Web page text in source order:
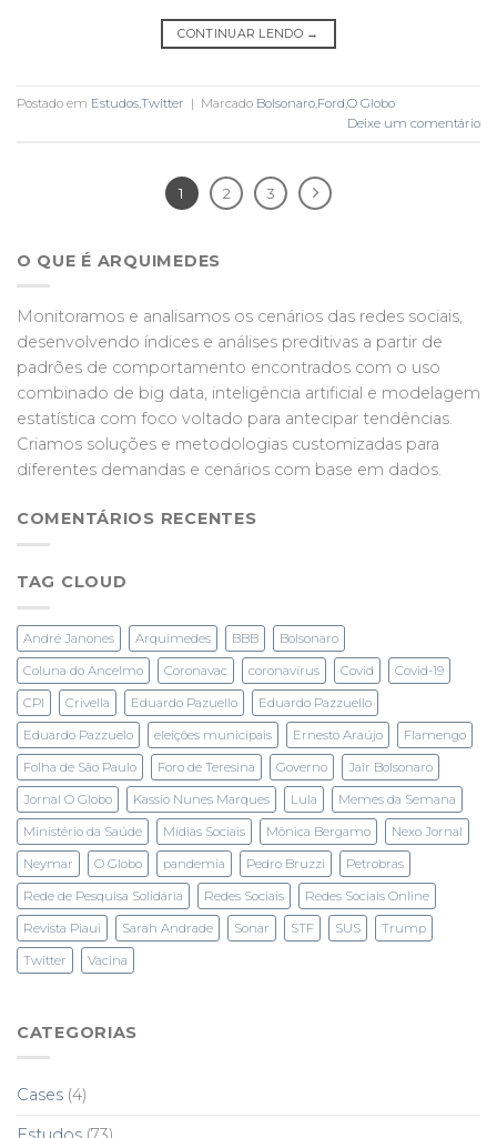
CONTINUAR LENDO →
Postado em EstudosTwitter | Marcado Bolsonaro Ford O Globo
Deixe um comentário
1 2 3
O QUE É ARQUIMEDES
Monitoramos e analisamos os cenários das redes sociais,
desenvolvendo índices e análises preditivas a partir de
padrões de comportamento encontrados com o uso
combinado de big data, inteligência artificial e modelagem
estatística com foco voltado para antecipar tendências.
Criamos soluções e metodologias customizadas para
diferentes demandas e cenários com base em dados.
COMENTÁRIOS RECENTES
TAG CLOUD
André Janones Arquimedes BBB Bolsonaro
Coluna do Ancelmo Coronavac coronavírus Covid Covid-19
CPI Crivella Eduardo Pazuello Eduardo Pazzuello
Eduardo Pazzuelo eleições municipais Ernesto Araújo Flamengo
Folha de São Paulo Foro de Teresina Governo Jair Bolsonaro
Jornal O Globo Kassio Nunes Marques Lula Memes da Semana
Ministério da Saúde Mídias Sociais Mônica Bergamo Nexo Jornal
Neymar O Globo pandemia Pedro Bruzzi Petrobras
Rede de Pesquisa Solidária Redes Sociais Redes Sociais Online
Revista Piaui Sarah Andrade Sonar STF SUS Trump
Twitter Vacina
CATEGORIAS
Cases (4)